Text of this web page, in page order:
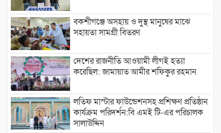
বকশীগঞ্জে অসহায় ও দুস্থ মানুষের মাঝে
সহায়তা সামগ্রী বিতরণ
দেশের রাজনীতি আওয়ামী লীগই হত্যা
করেছিল: জামায়াত আমীর শফিকুর রহমান
লতিফ মাস্টার ফাউন্ডেশনসহ প্রশিক্ষণ প্রতিষ্ঠান
কার্যক্রম পরিদর্শন:বি এমই টি-এর পরিচালক
সালাউদ্দিন